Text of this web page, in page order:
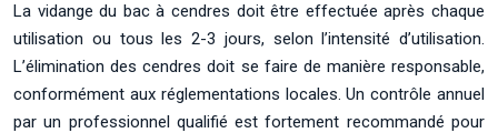
La vidange du bac à cendres doit être effectuée après chaque
utilisation ou tous les 2-3 jours, selon l’intensité d’utilisation.
L’élimination des cendres doit se faire de manière responsable,
conformément aux réglementations locales. Un contrôle annuel
par un professionnel qualifié est fortement recommandé pour